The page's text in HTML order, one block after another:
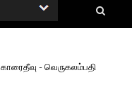
காரைதீவு - வெருகலம்பதி